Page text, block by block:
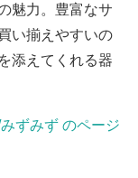
魅力。豊富なサ
い揃えやすいの
添えてくれる器
ずみず のページ